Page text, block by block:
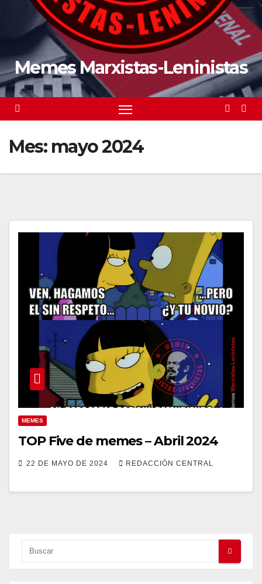
Memes Marxistas-Leninistas
Mes: mayo 2024
MEMES
TOP Five de memes – Abril 2024
22 DE MAYO DE 2024 REDACCIÓN CENTRAL